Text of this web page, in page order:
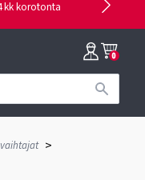
kk korotonta
0
>